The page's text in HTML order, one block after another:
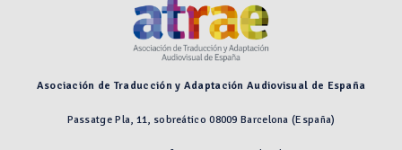
Asociación de Traducción y Adaptación Audiovisual de España
Passatge Pla, 11, sobreático 08009 Barcelona (España)